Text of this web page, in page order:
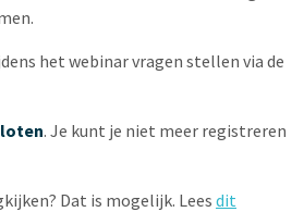
het webinar vragen stellen via de
. Je kunt je niet meer registreren
Dat is mogelijk. Lees dit